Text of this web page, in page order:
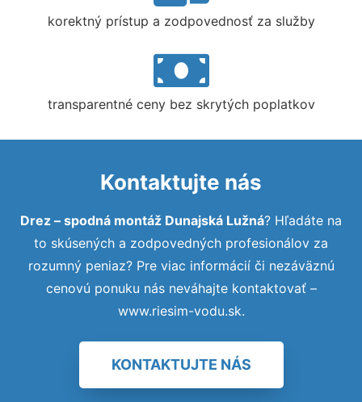
korektný prístup a zodpovednosť za služby
transparentné ceny bez skrytých poplatkov
Kontaktujte nás
Drez – spodná montáž Dunajská Lužná? Hľadáte na
to skúsených a zodpovedných profesionálov za
rozumný peniaz? Pre viac informácií či nezáväznú
cenovú ponuku nás neváhajte kontaktovať –
www.riesim-vodu.sk.
KONTAKTUJTE NÁS